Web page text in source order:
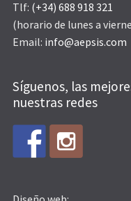
Tlf: (+34) 688 918 321
(horario de lunes a
Email: info@aepsis.com
Síguenos, las
nuestras redes